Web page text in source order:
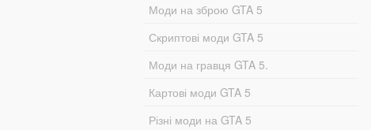
Моди на зброю GTA 5
Скриптові моди GTA 5
Моди на гравця GTA 5.
Картові моди GTA 5
Різні моди на GTA 5